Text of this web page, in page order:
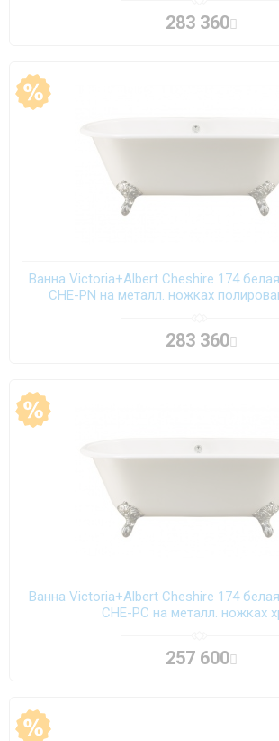
283 360
Ванна Victoria+Albert Cheshire 174
CHE-PN на металл. ножках
283 360
Ванна Victoria+Albert Cheshire 174
CHE-PC на металл. ножках
257 600